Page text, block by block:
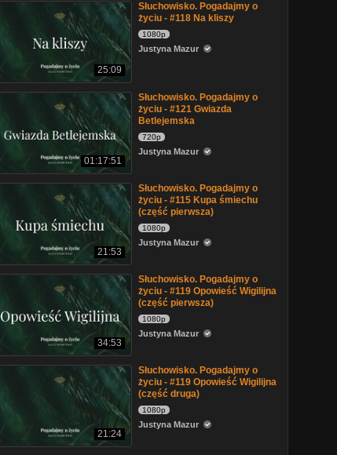
25:09
Słuchowisko. Pogadajmy o
życiu - #118 Na kliszy
1080p
Justyna Mazur
01:17:51
Słuchowisko. Pogadajmy o
życiu - #121 Gwiazda
Betlejemska
720p
Justyna Mazur
21:53
Słuchowisko. Pogadajmy o
życiu - #115 Kupa śmiechu
(część pierwsza)
1080p
Justyna Mazur
34:53
Słuchowisko. Pogadajmy o
życiu - #119 Opowieść Wigilijna
(część pierwsza)
1080p
Justyna Mazur
21:24
Słuchowisko. Pogadajmy o
życiu - #119 Opowieść Wigilijna
(część druga)
1080p
Justyna Mazur